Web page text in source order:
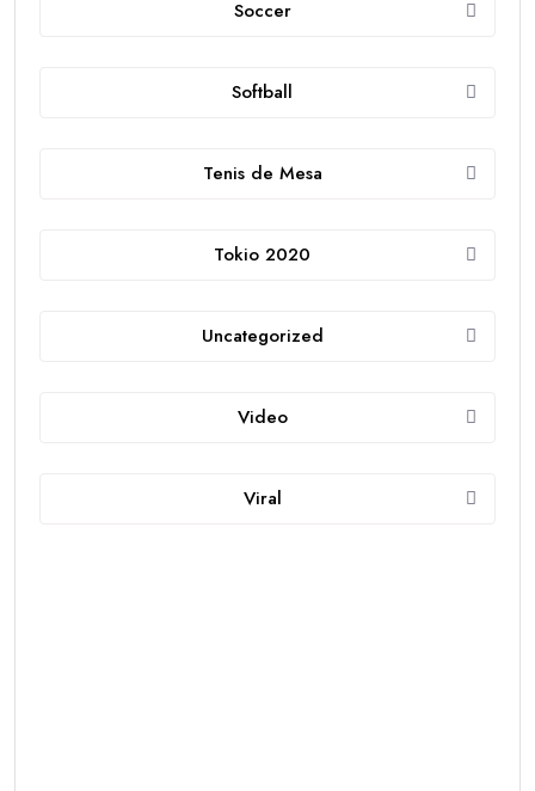
Soccer
Softball
Tenis de Mesa
Tokio 2020
Uncategorized
Video
Viral